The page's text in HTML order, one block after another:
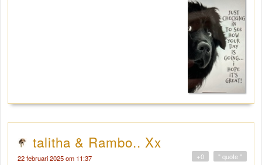
talitha & Rambo.. Xx
22 februari 2025 om 11:37 " quote "
+0